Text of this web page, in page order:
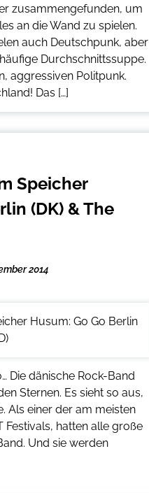
zusammengefunden, um
an die Wand zu spielen.
auch Deutschpunk, aber
Durchschnittssuppe.
aggressiven Politpunk.
Das […]
Speicher
(DK) & The
2014
Die dänische Rock-Band
Sternen. Es sieht so aus,
Als einer der am meisten
Festivals, hatten alle große
Und sie werden